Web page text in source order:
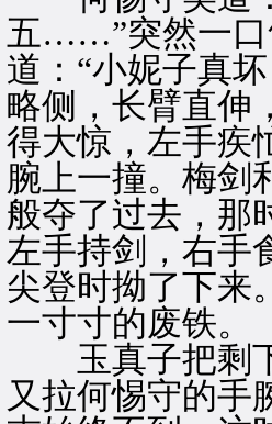
五……”突然一口
道：“小妮子真
略侧，长臂直伸
得大惊，左手疾
腕上一撞。梅剑
般夺了过去，那
左手持剑，右手
尖登时拗了下来
一寸寸的废铁。
玉真子把剩下
又拉何惕守的手